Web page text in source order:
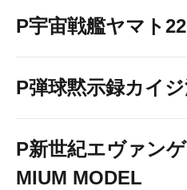
P宇宙戦艦ヤマト
P弾球黙示録カイ
P新世紀エヴァン
MIUM MODEL